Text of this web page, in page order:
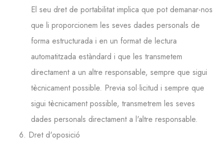
El seu dret de portabilitat implica que pot demanar-nos
que li proporcionem les seves dades personals de
forma estructurada i en un format de lectura
automatitzada estàndard i que les transmetem
directament a un altre responsable, sempre que sigui
tècnicament possible. Previa sol·licitud i sempre que
sigui tècnicament possible, transmetrem les seves
dades personals directament a l'altre responsable.
6. Dret d'oposició